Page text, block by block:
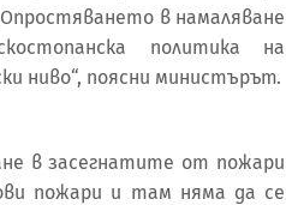
в намаляване
политика на
ниво“, поясни министърът.
в засегнатите от пожари
пожари и там няма да се